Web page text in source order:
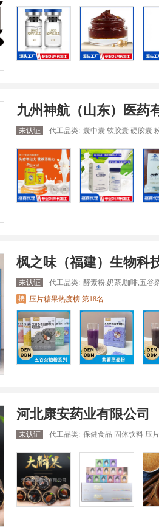
九州神航（山东）医药
未认证 代工品类: 囊中囊 软胶囊 硬胶囊
枫之味（福建）生物科
未认证 代工品类: 酵素粉,奶茶,咖啡,五谷
压片糖果热度榜 第18名
河北康安药业有限公司
未认证 代工品类: 保健食品 固体饮料 压